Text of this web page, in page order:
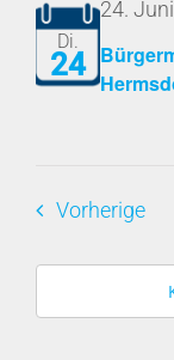
Di.
24
24.
Vorherige